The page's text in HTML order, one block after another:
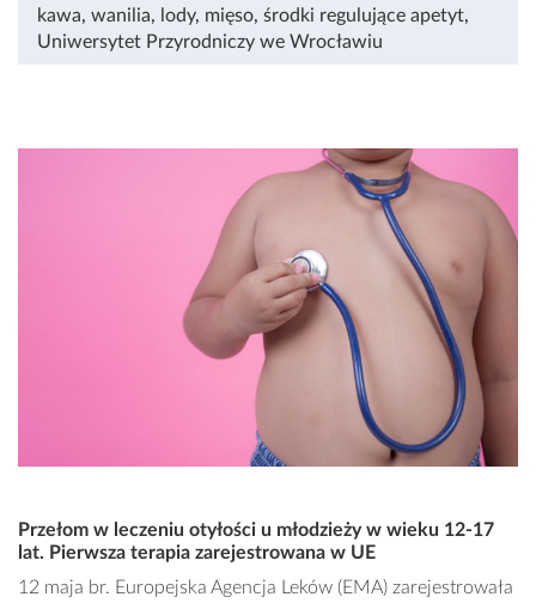
kawa, wanilia, lody, mięso, środki regulujące apetyt,
Uniwersytet Przyrodniczy we Wrocławiu
Przełom w leczeniu otyłości u młodzieży w wieku 12-17
lat. Pierwsza terapia zarejestrowana w UE
12 maja br. Europejska Agencja Leków (EMA) zarejestrowała